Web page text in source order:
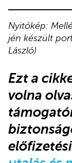
Nyitókép:
jén készült
László)
Ezt a
volna